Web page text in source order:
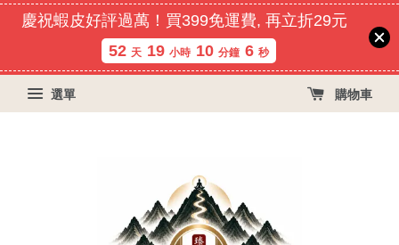
慶祝蝦皮好評過萬！買399免運費, 再立折29元
52 天 19 小時 10 分鐘 6 秒
選單 購物車